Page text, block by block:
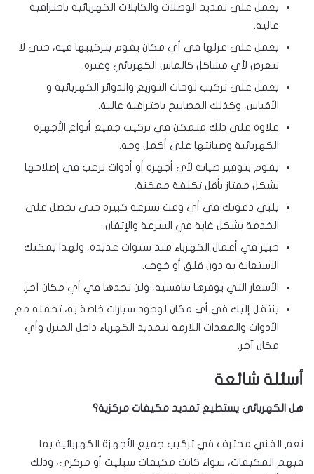
يعمل على تمديد الوصلات والكابلات الكهربائية باحترافية
عالية.
يعمل على عزلها في أي مكان يقوم بتركيبها فيه، حتى لا
تتعرض لأي مشاكل كالماس الكهربائي وغيره.
يعمل على تركيب لوحات التوزيع والدوائر الكهربائية و
الأقباس، وكذلك المصابيح باحترافية عالية.
علاوة على ذلك متمكن في تركيب جميع أنواع الأجهزة
الكهربائية وصيانتها على أكمل وجه.
يقوم بتوفير صيانة لأي أجهزة أو أدوات ترغب في إصلاحها
بشكل ممتاز بأقل تكلفة ممكنة.
يلبي دعوتك في أي وقت بسرعة كبيرة حتى تحصل على
الخدمة بشكل غاية في السرعة والإتقان.
خبير في أعمال الكهرباء منذ سنوات عديدة، ولهذا يمكنك
الاستعانة به دون قلق أو خوف.
الأسعار التي يوفرها تنافسية، ولن تجدها في أي مكان آخر.
ينتقل إليك في أي مكان لوجود سيارات خاصة به، تحمله مع
الأدوات والمعدات اللازمة لتمديد الكهرباء داخل المنزل وأي
مكان آخر.
أسئلة شائعة
هل الكهربائي يستطيع تمديد مكيفات مركزية؟
نعم الفني محترف في تركيب جميع الأجهزة الكهربائية بما
فيهم المكيفات، سواء كانت مكيفات سبليت أو مركزي، وذلك